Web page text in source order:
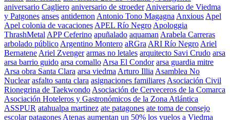
aniversario Cagliero aniversario de stroeder Aniversario de Viedma
y Patgones anses antidemon Antonio Tono Magagna Anxious Apel
Apel colonia de vacaciones APEL Río Negro Apologgia
ThrashMetal APP Ceferino apuñalado aquaman Arabela Carreras
arbolado público Argentino Montero aRGra ARI Río Negro Ariel
Bernatene Ariel Zvenger armas no letales arquitecto Savi Crudo arsa
arsa barrio guido arsa comallo Arsa El Condor arsa guardia mitre
Arsa obra Santa Clara arsa viedma Arturo Illia Asamblea No
Nuclear asfalto santa clara asignaciones familiares Asociación Civil
Rionegrina de Taekwondo Asociación de Cerveceros de la Comarca
Asociación Hoteleros y Gastronómicos de la Zona Atlántica
ASSPUR atahualpa martinez ate patagones ate toma de consejo
escolar patagones Atenas aumentan un 50% los vuelos a Viedma